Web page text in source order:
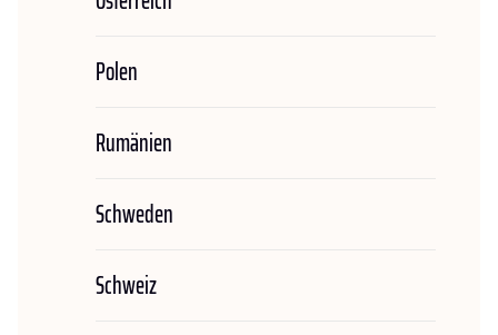
Polen
Rumänien
Schweden
Schweiz